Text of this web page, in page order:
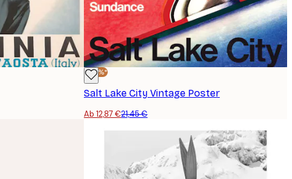
-40%*
Salt Lake City Vintage Poster
Ab 12,87 €21,45 €